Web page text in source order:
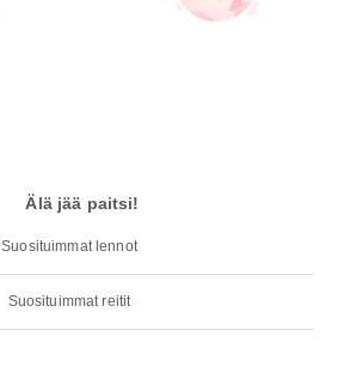
Älä jää paitsi!
Suosituimmat lennot
Suosituimmat reitit